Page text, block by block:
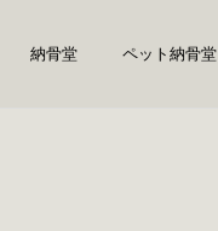
納骨堂 ペット納骨堂